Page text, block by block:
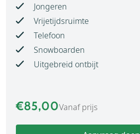
Jongeren
Vrijetijdsruimte
Telefoon
Snowboarden
Uitgebreid ontbijt
€85,00Vanaf prijs